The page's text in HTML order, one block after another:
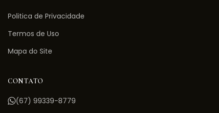
Politica de Privacidade
Termos de Uso
Mapa do Site
CONTATO
(67) 99339-8779